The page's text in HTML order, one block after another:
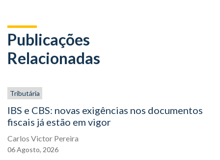
Publicações
Relacionadas
Tributária
IBS e CBS: novas exigências nos documentos
fiscais já estão em vigor
Carlos Victor Pereira
06Agosto, 2026